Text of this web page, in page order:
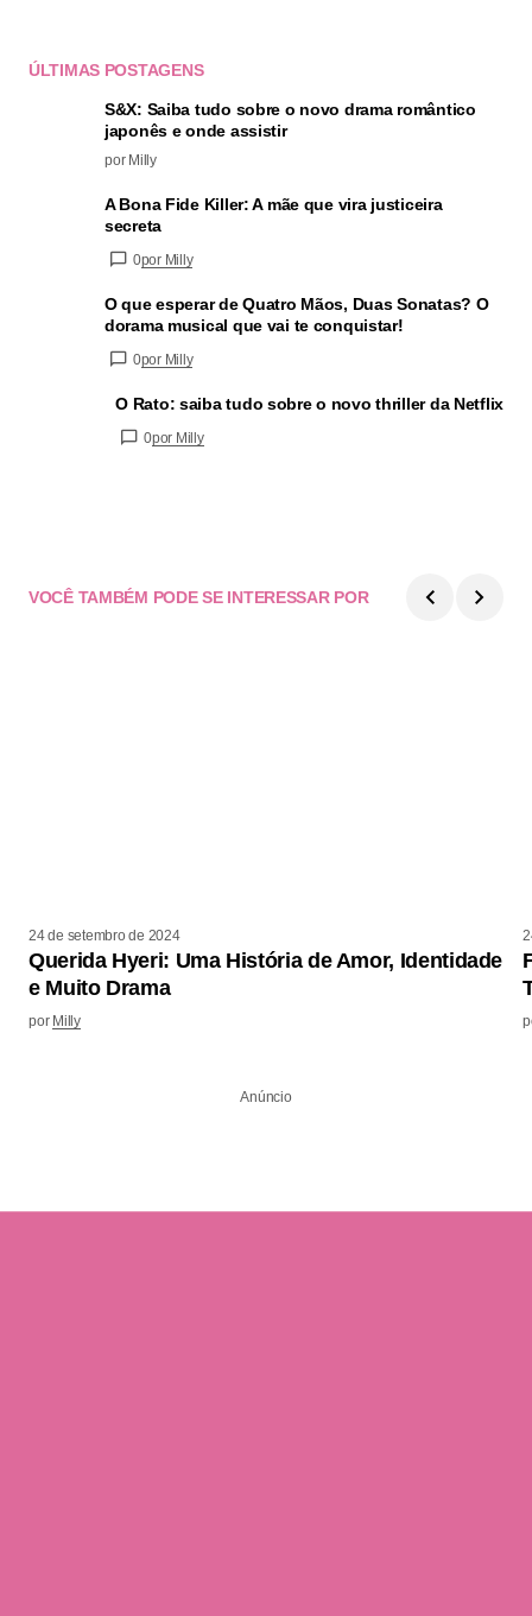
ÚLTIMAS POSTAGENS
S&X: Saiba tudo sobre o novo drama romântico
japonês e onde assistir
por Milly
A Bona Fide Killer: A mãe que vira justiceira
secreta
0por Milly
O que esperar de Quatro Mãos, Duas Sonatas? O
dorama musical que vai te conquistar!
0por Milly
O Rato: saiba tudo sobre o novo thriller da Netflix
0por Milly
VOCÊ TAMBÉM PODE SE INTERESSAR POR
24 de setembro de 2024
Querida Hyeri: Uma História de Amor, Identidade
e Muito Drama
por Milly
Anúncio